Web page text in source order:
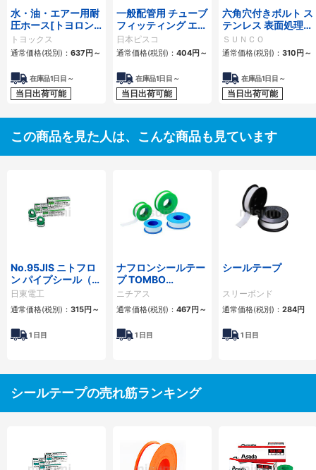
水・油・エアー用耐
圧ホース[トヨロン
ホース TR]
トヨックス
通常価格(税別)： 637 円 ～
在庫品1日目～
当日出荷可能
一般配管用 チューブ
フィッティング エル
ボ
日本ピスコ
通常価格(税別)： 404円 ～
在庫品1日目～
当日出荷可能
六角穴付きボルト ス
テンレス 表面処理な
し 全ねじ
ＳＵＮＣＯ
通常価格(税別)： 310 円 ～
在庫品1日目～
当日出荷可能
この商品を見た人は、こんな商品も見ています
No.95JIS ニトフロ
ン パイプシール（ふ
っ素樹脂製品）
日東電工
通常価格(税別)： 315円 ～
1 日目
ナフロンシールテー
プ TOMBO
No.9082/9082-BL
ニチアス
通常価格(税別)： 467 円 ～
1 日目
シールテープ
スリーボンド
通常価格(税別)： 284円
1 日目
シールテープの売れ筋ランキング